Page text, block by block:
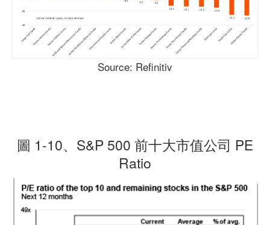
Source: Refinitiv
圖 1-10、S&P 500 前十大市值公司 PE
Ratio